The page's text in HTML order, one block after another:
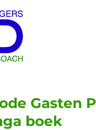
Gasten
boek